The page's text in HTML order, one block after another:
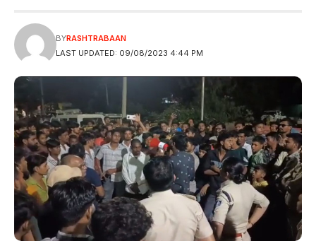
LAST UPDATED: 09/08/2023 4:44 PM
BYRASHTRABAAN